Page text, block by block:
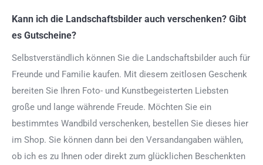
Kann ich die Landschaftsbilder auch verschenken? Gibt
es Gutscheine?
Selbstverständlich können Sie die Landschaftsbilder auch für
Freunde und Familie kaufen. Mit diesem zeitlosen Geschenk
bereiten Sie Ihren Foto- und Kunstbegeisterten Liebsten
große und lange währende Freude. Möchten Sie ein
bestimmtes Wandbild verschenken, bestellen Sie dieses hier
im Shop. Sie können dann bei den Versandangaben wählen,
ob ich es zu Ihnen oder direkt zum glücklichen Beschenkten